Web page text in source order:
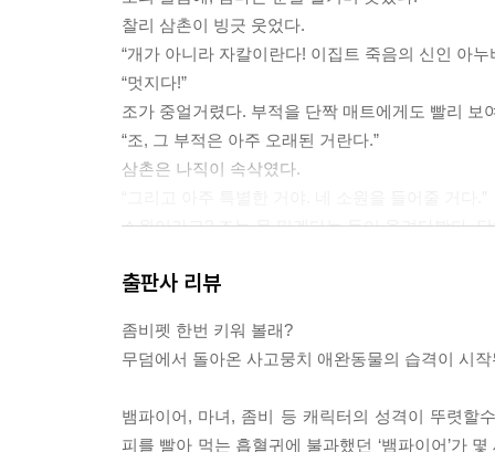
찰리 삼촌이 빙긋 웃었다.
“개가 아니라 자칼이란다! 이집트 죽음의 신인 아
“멋지다!”
조가 중얼거렸다. 부적을 단짝 매트에게도 빨리
“조, 그 부적은 아주 오래된 거란다.”
삼촌은 나직이 속삭였다.
소원이라고? 조는 못 믿겠다는 듯이 올려다봤다.
하지만 또 이런 생각이 들었다. 손해 볼 건 없잖아?
조는 싱긋 웃었다.
“애완동물 한 마리만 있었으면 좋겠다.”
출판사 리뷰
좀비펫 한번 키워 볼래?
무덤에서 돌아온 사고뭉치 애완동물의 습격이 시
뱀파이어, 마녀, 좀비 등 캐릭터의 성격이 뚜렷할
피를 빨아 먹는 흡혈귀에 불과했던 ‘뱀파이어’가